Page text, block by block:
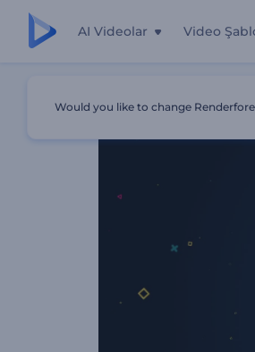
AI Videolar Video
Would you like to change